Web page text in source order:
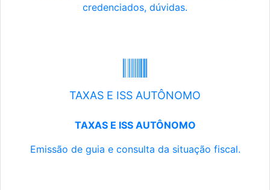
credenciados, dúvidas.
TAXAS E ISS AUTÔNOMO
TAXAS E ISS AUTÔNOMO
Emissão de guia e consulta da situação fiscal.